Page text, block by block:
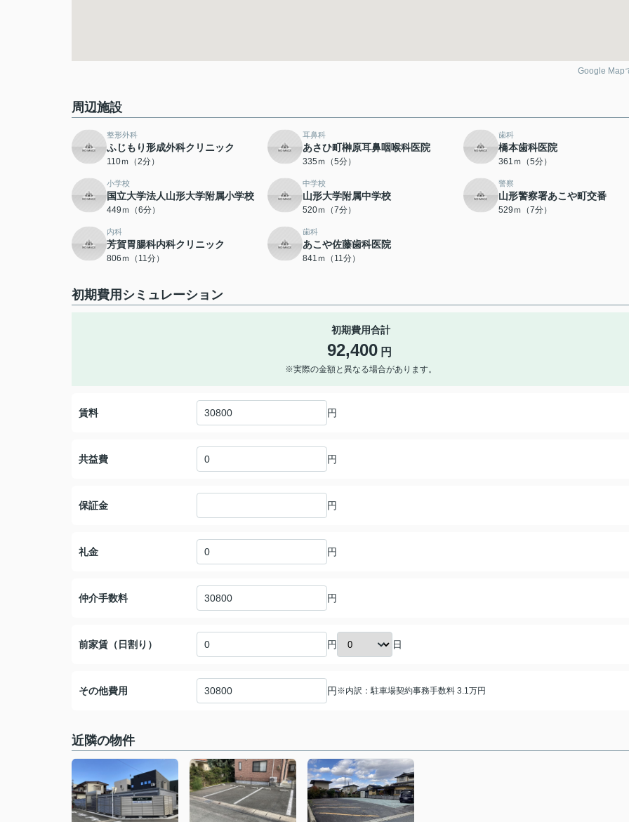
Google Map
周辺施設
整形外科
ふじもり形成外科クリニック
110ｍ（2分）
耳鼻科
あさひ町榊原耳鼻咽喉科医院
335ｍ（5分）
歯科
橋本歯科医院
361ｍ（5分）
小学校
国立大学法人山形大学附属小学校
449ｍ（6分）
中学校
山形大学附属中学校
520ｍ（7分）
警察
山形警察署あこや町交番
529ｍ（7分）
内科
芳賀胃腸科内科クリニック
806ｍ（11分）
歯科
あこや佐藤歯科医院
841ｍ（11分）
初期費用シミュレーション
初期費用合計
92,400 円
※実際の金額と異なる場合があります。
賃料 円
共益費 円
保証金 円
礼金 円
仲介手数料 円
前家賃（日割り） 円 日
その他費用 円 ※内訳：駐車場契約事務手数料 3.1万円
近隣の物件